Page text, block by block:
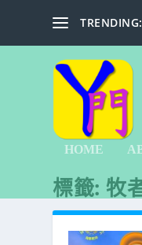
TRENDING:
HOME
標籤: 牧